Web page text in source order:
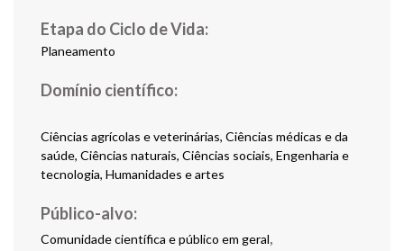
Etapa do Ciclo de Vida:
Planeamento
Ciências agrícolas e veterinárias, Ciências médicas e da
saúde, Ciências naturais, Ciências sociais, Engenharia e
tecnologia, Humanidades e artes
Público-alvo:
Comunidade científica e público em geral,